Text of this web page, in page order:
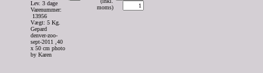
Lev. 3 dage
Varenummer:
13956
Vægt: 5 Kg.
Gepard
denver-zoo-
sept-2011 ,40
x 50 cm photo
by Karen
moms)